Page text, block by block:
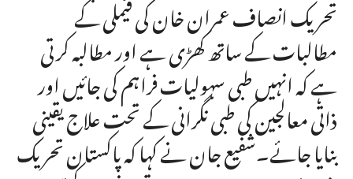
تحریک انصاف عمران خان کی فیملی کے
مطالبات کے ساتھ کھڑی ہے اور مطالبہ کرتی
ہے کہ انہیں طبی سہولیات فراہم کی جائیں اور
ذاتی معالجین کی طبی نگرانی کے تحت علاج یقینی
بنایا جائے۔شفیع جان نے کہا کہ پاکستان تحریک